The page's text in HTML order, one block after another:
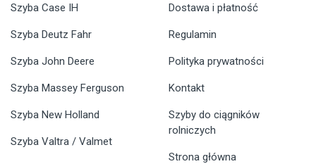
Szyba Case IH
Szyba Deutz Fahr
Szyba John Deere
Szyba Massey Ferguson
Szyba New Holland
Szyba Valtra / Valmet
Dostawa i płatność
Regulamin
Polityka prywatności
Kontakt
Szyby do ciągników
rolniczych
Strona główna